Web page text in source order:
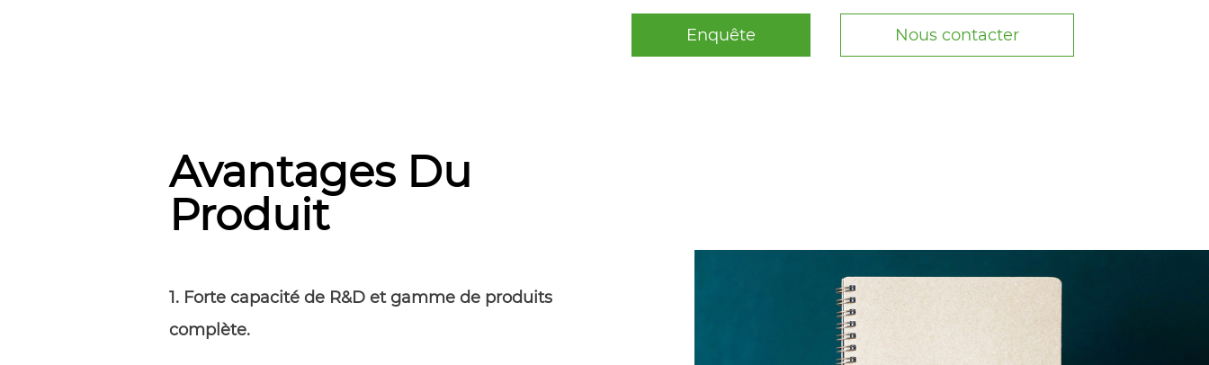
Enquête Nous contacter
Avantages Du
Produit
1. Forte capacité de R&D et gamme de produits
complète.